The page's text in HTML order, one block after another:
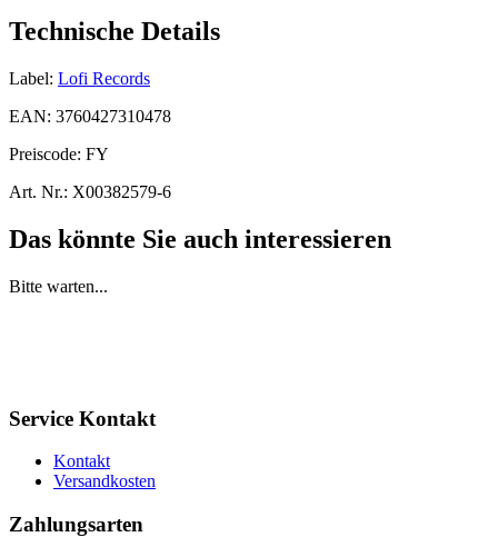
Technische Details
Label: Lofi Records
EAN: 3760427310478
Preiscode: FY
Art. Nr.: X00382579-6
Das könnte Sie auch interessieren
Bitte warten...
Service Kontakt
Kontakt
Versandkosten
Zahlungsarten